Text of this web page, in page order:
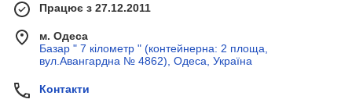
Працює з 27.12.2011
м. Одеса
Базар " 7 кілометр " (контейнерна: 2 площа,
вул.Авангардна № 4862), Одеса, Україна
Контакти